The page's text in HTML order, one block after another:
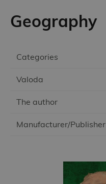
Categories
Valoda
The author
Manufacturer/Publisher
Geography